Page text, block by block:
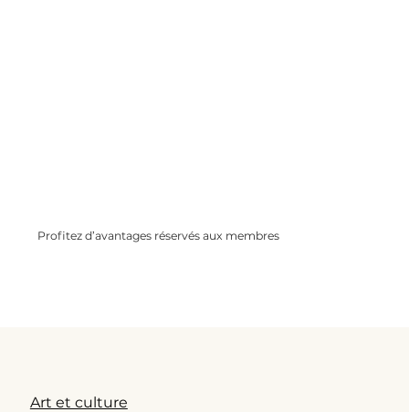
Profitez d’avantages réservés aux membres
Art et culture